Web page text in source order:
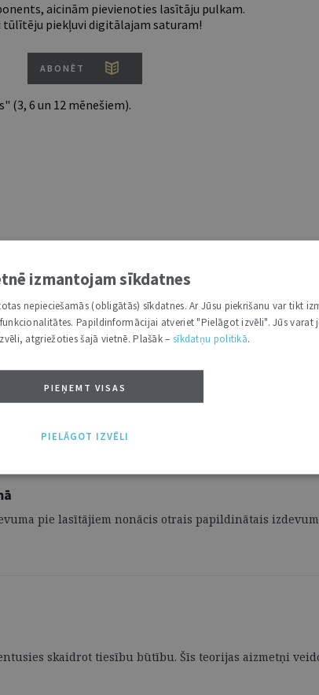
aicinām pievienoties lasītāju pulkam.
tūlītēju piekļuvi digitālajam saturam!
ABONĒT
(3, 6 un 12 mēnešiem).
pie lasītājiem nonācis otrais papildinātais
skaidrot tiesību būtību. Šīs teorijas aizmetņi
izmantojam sīkdatnes
nepieciešamās (obligātās) sīkdatnes. Ar Jūsu piekrišanu var tikt
Papildinformācijai atveriet "Pielāgot izvēli". Jūs varat
atgriežoties šajā vietnē. Plašāk – sīkdatņu politikā.
PIEŅEMT VISAS
PIELĀGOT IZVĒLI